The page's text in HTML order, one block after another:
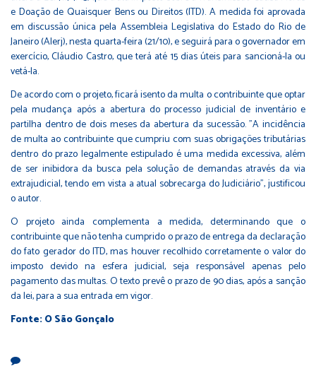
e Doação de Quaisquer Bens ou Direitos (ITD). A medida foi aprovada
em discussão única pela Assembleia Legislativa do Estado do Rio de
Janeiro (Alerj), nesta quarta-feira (21/10), e seguirá para o governador em
exercício, Cláudio Castro, que terá até 15 dias úteis para sancioná-la ou
vetá-la.
De acordo com o projeto, ficará isento da multa o contribuinte que optar
pela mudança após a abertura do processo judicial de inventário e
partilha dentro de dois meses da abertura da sucessão. "A incidência
de multa ao contribuinte que cumpriu com suas obrigações tributárias
dentro do prazo legalmente estipulado é uma medida excessiva, além
de ser inibidora da busca pela solução de demandas através da via
extrajudicial, tendo em vista a atual sobrecarga do Judiciário", justificou
o autor.
O projeto ainda complementa a medida, determinando que o
contribuinte que não tenha cumprido o prazo de entrega da declaração
do fato gerador do ITD, mas houver recolhido corretamente o valor do
imposto devido na esfera judicial, seja responsável apenas pelo
pagamento das multas. O texto prevê o prazo de 90 dias, após a sanção
da lei, para a sua entrada em vigor.
Fonte: O São Gonçalo